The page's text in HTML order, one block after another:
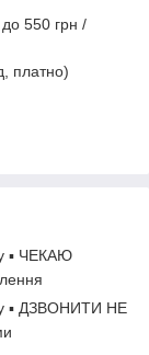
до 550 грн /
платно)
▪ ЧЕКАЮ
▪ ДЗВОНИТИ НЕ